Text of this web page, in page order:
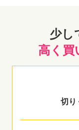
少し
高く買
切り